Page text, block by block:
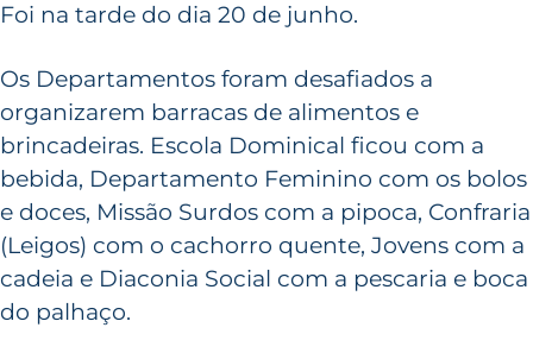
Foi na tarde do dia 20 de junho.
Os Departamentos foram desafiados a
organizarem barracas de alimentos e
brincadeiras. Escola Dominical ficou com a
bebida, Departamento Feminino com os bolos
e doces, Missão Surdos com a pipoca, Confraria
(Leigos) com o cachorro quente, Jovens com a
cadeia e Diaconia Social com a pescaria e boca
do palhaço.